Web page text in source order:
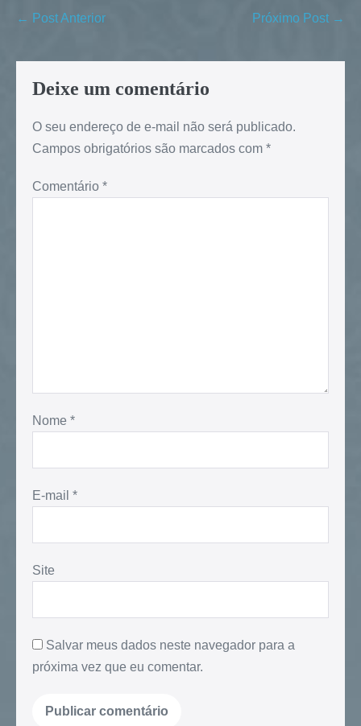
← Post Anterior Próximo Post →
Deixe um comentário
O seu endereço de e-mail não será publicado.
Campos obrigatórios são marcados com *
Comentário *
Nome *
E-mail *
Site
Salvar meus dados neste navegador para a
próxima vez que eu comentar.